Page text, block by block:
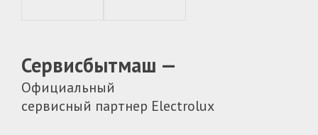
Сервисбытмаш —
Официальный
сервисный партнер Electrolux